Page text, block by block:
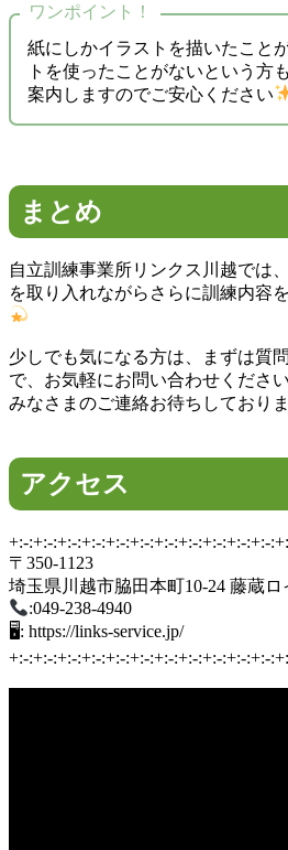
ワンポイント！
紙にしかイラストを描いたこと
トを使ったことがないという方
案内しますのでご安心ください
まとめ
自立訓練事業所リンクス川越では
を取り入れながらさらに訓練内容
少しでも気になる方は、まずは質
で、お気軽にお問い合わせください
みなさまのご連絡お待ちしており
アクセス
+:-:+:-:+:-:+:-:+:-:+:-:+:-:+:-:+:-:+:-:+:-
〒350-1123
埼玉県川越市脇田本町10-24 藤蔵ロ
:049-238-4940
🖥: https://links-service.jp/
+:-:+:-:+:-:+:-:+:-:+:-:+:-:+:-:+:-:+:-:+:-